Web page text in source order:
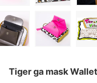
Tiger ga mask Wallet